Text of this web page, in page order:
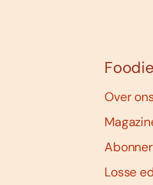
Over
Losse